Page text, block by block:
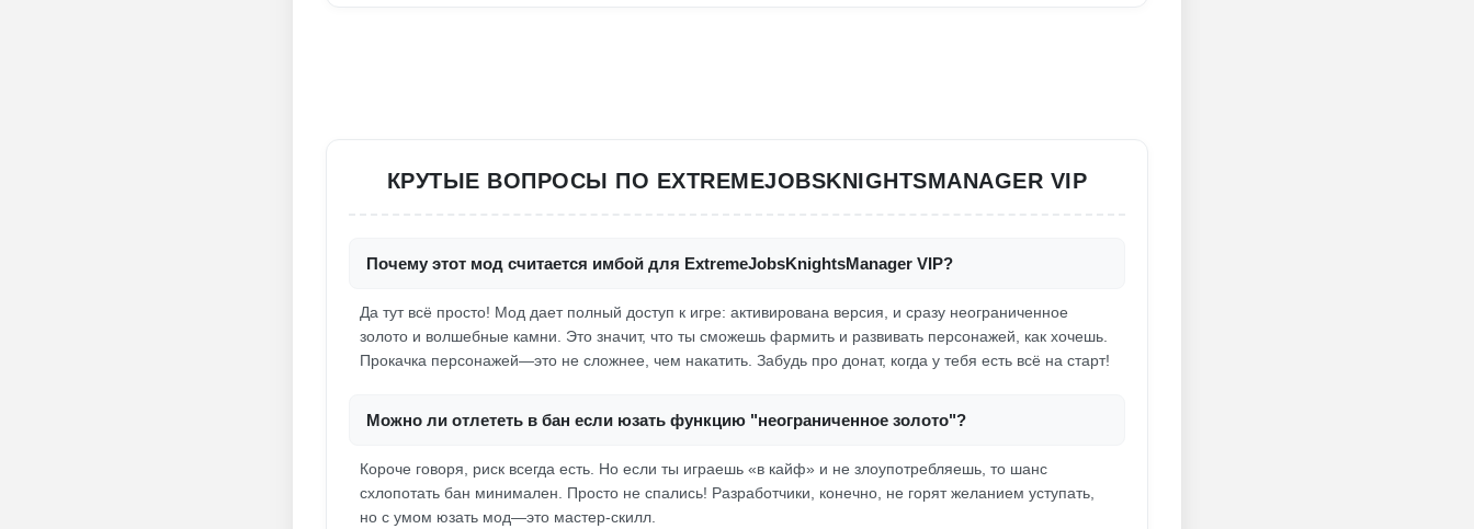
КРУТЫЕ ВОПРОСЫ ПО EXTREMEJOBSKNIGHTSMANAGER VIP
Почему этот мод считается имбой для ExtremeJobsKnightsManager VIP?
Да тут всё просто! Мод дает полный доступ к игре: активирована версия, и сразу неограниченное
золото и волшебные камни. Это значит, что ты сможешь фармить и развивать персонажей, как хочешь.
Прокачка персонажей—это не сложнее, чем накатить. Забудь про донат, когда у тебя есть всё на старт!
Можно ли отлететь в бан если юзать функцию "неограниченное золото"?
Короче говоря, риск всегда есть. Но если ты играешь «в кайф» и не злоупотребляешь, то шанс
схлопотать бан минимален. Просто не спались! Разработчики, конечно, не горят желанием уступать,
но с умом юзать мод—это мастер-скилл.